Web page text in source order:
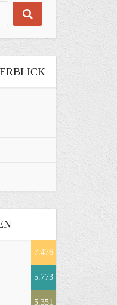
7.476
5.773
5.351